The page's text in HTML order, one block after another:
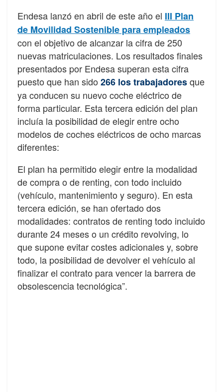
Endesa lanzó en abril de este año el III Plan
de Movilidad Sostenible para empleados
con el objetivo de alcanzar la cifra de 250
nuevas matriculaciones. Los resultados finales
presentados por Endesa superan esta cifra
puesto que han sido 266 los trabajadoresque
ya conducen su nuevo coche eléctrico de
forma particular. Esta tercera edición del plan
incluía la posibilidad de elegir entre ocho
modelos de coches eléctricos de ocho marcas
diferentes:
El plan ha permitido elegir entre la modalidad
de compra o de renting, con todo incluido
(vehículo, mantenimiento y seguro). En esta
tercera edición, se han ofertado dos
modalidades: contratos de renting todo incluido
durante 24 meses o un crédito revolving, lo
que supone evitar costes adicionales y, sobre
todo, la posibilidad de devolver el vehículo al
finalizar el contrato para vencer la barrera de
obsolescencia tecnológica”.